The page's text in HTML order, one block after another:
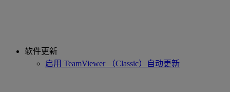
软件更新
启用 TeamViewer （Classic）自动更新